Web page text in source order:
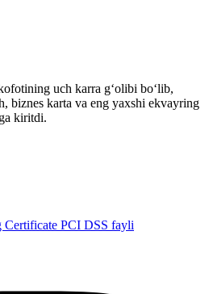
uch karra g‘olibi bo‘lib,
biznes karta va eng yaxshi ekvayring
kiritdi.
PCI DSS fayli